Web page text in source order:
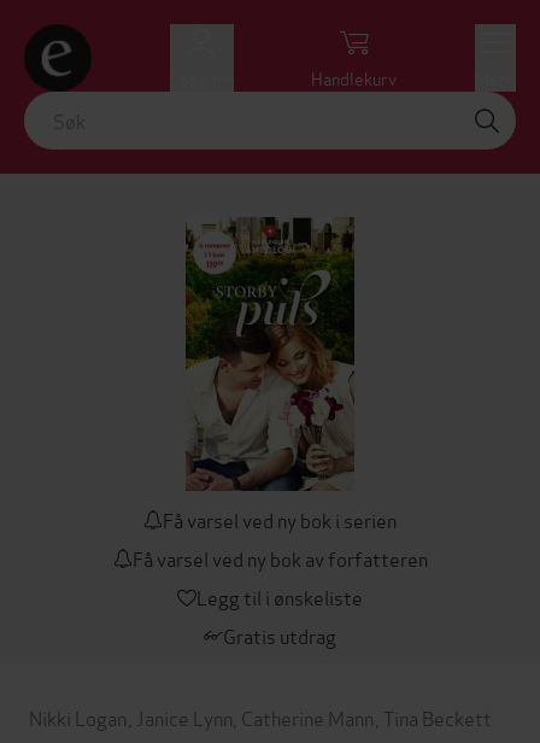
Handlekurv
Få varsel ved ny bok i serien
Få varsel ved ny bok av forfatteren
Legg til i ønskeliste
Gratis utdrag
Nikki Logan Janice Lynn Catherine Mann Tina Beckett